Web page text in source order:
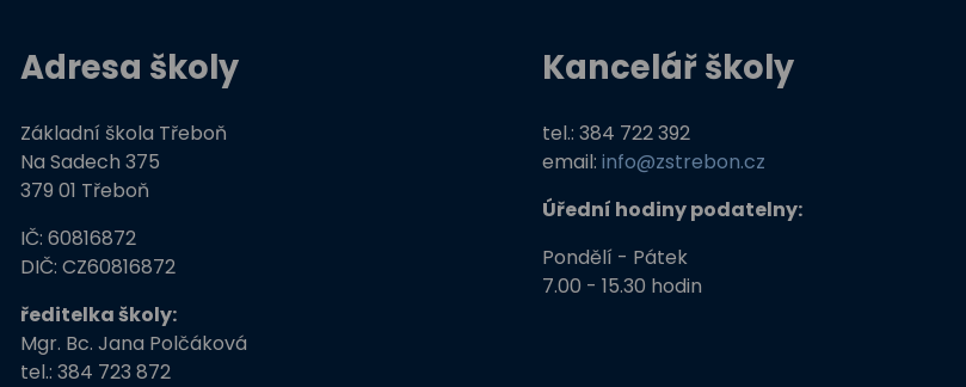
Adresa školy
Základní škola Třeboň
Na Sadech 375
379 01 Třeboň
IČ: 60816872
DIČ: CZ60816872
ředitelka školy:
Mgr. Bc. Jana Polčáková
tel.: 384 723 872
Kancelář školy
tel.: 384 722 392
email: info@zstrebon.cz
Úřední hodiny podatelny:
Pondělí - Pátek
7.00 - 15.30 hodin